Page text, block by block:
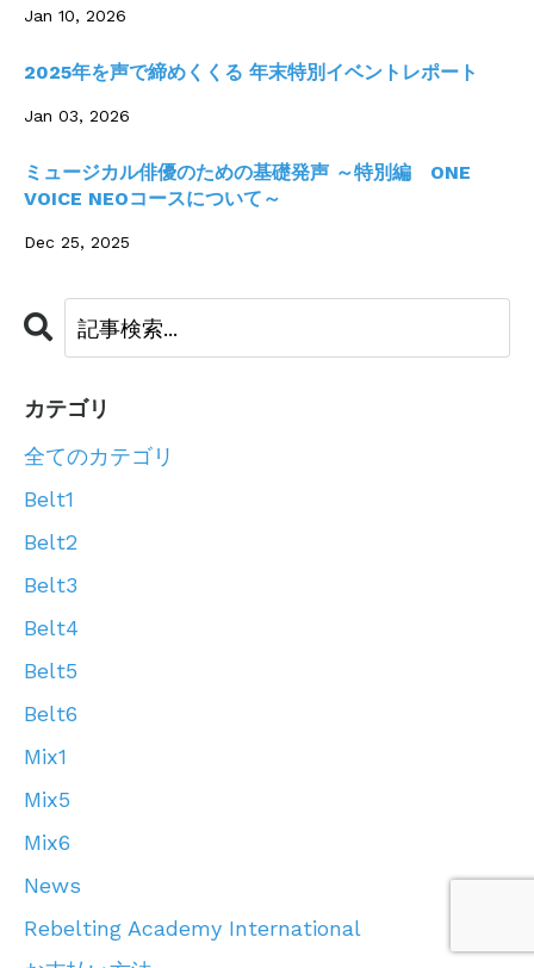
Jan 10, 2026
2025年を声で締めくくる 年末特別イベントレポート
Jan 03, 2026
ミュージカル俳優のための基礎発声 ～特別編 ONE
VOICE NEOコースについて～
Dec 25, 2025
カテゴリ
全てのカテゴリ
Belt1
Belt2
Belt3
Belt4
Belt5
Belt6
Mix1
Mix5
Mix6
News
Rebelting Academy International